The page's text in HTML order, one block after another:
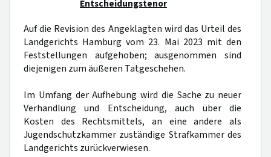
Entscheidungstenor
Auf die Revision des Angeklagten wird das Urteil des
Landgerichts Hamburg vom 23. Mai 2023 mit den
Feststellungen aufgehoben; ausgenommen sind
diejenigen zum äußeren Tatgeschehen.
Im Umfang der Aufhebung wird die Sache zu neuer
Verhandlung und Entscheidung, auch über die
Kosten des Rechtsmittels, an eine andere als
Jugendschutzkammer zuständige Strafkammer des
Landgerichts zurückverwiesen.